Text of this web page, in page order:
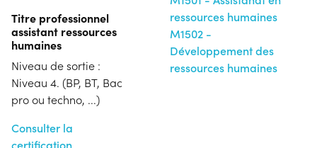
Titre professionnel
assistant ressources
humaines
Niveau de sortie :
Niveau 4. (BP, BT, Bac
pro ou techno, ...)
Consulter la
certification
ressources humaines
M1502 -
Développement des
ressources humaines